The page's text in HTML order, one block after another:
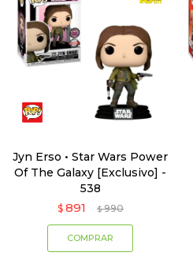
Jyn Erso • Star Wars Power
Of The Galaxy [Exclusivo] -
538
$ 891 $ 990